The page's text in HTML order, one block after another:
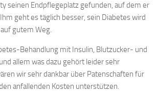
seinen Endpflegeplatz gefunden, auf dem er
geht es täglich besser, sein Diabetes wird
gutem Weg.
Behandlung mit Insulin, Blutzucker- und
allem was dazu gehört leider sehr
wir sehr dankbar über Patenschaften für
anfallenden Kosten unterstützen.